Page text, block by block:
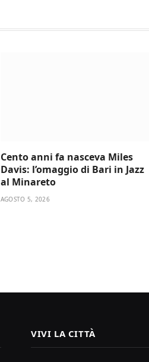
Cento anni fa nasceva Miles
Davis: l’omaggio di Bari in Jazz
al Minareto
AGOSTO 5, 2026
VIVI LA CITTÀ